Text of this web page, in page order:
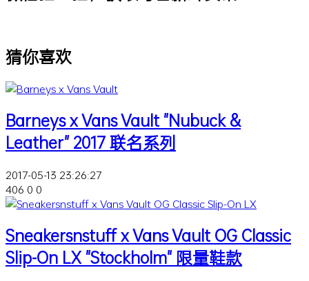
猜你喜欢
Barneys x Vans Vault "Nubuck &
Leather" 2017 联名系列
2017-05-13 23:26:27
406 0 0
Sneakersnstuff x Vans Vault OG Classic
Slip-On LX "Stockholm" 限量鞋款